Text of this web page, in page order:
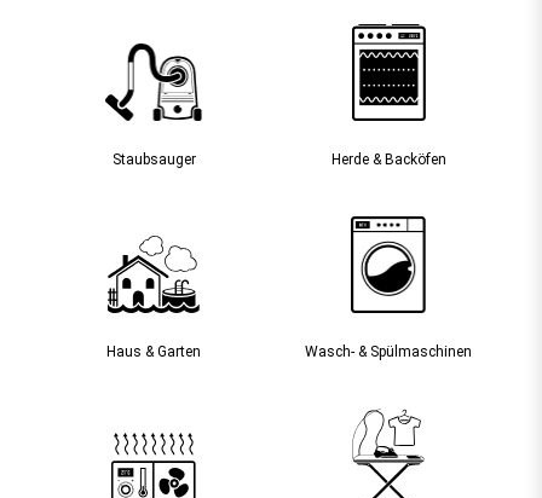
Staubsauger­ Herde & Backöfen
Haus & Garten Wasch- & Spülmaschinen